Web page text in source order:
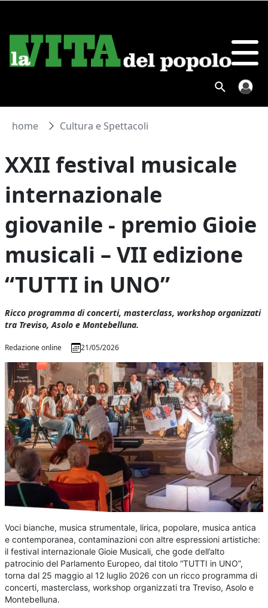
home Cultura e Spettacoli
XXII festival musicale
internazionale
giovanile - premio Gioie
musicali – VII edizione
“TUTTI in UNO”
Ricco programma di concerti, masterclass, workshop organizzati
tra Treviso, Asolo e Montebelluna.
Redazione online 21/05/2026
Voci bianche, musica strumentale, lirica, popolare, musica antica
e contemporanea, contaminazioni con altre espressioni artistiche:
il festival internazionale Gioie Musicali, che gode dell’alto
patrocinio del Parlamento Europeo, dal titolo “TUTTI in UNO”,
torna dal 25 maggio al 12 luglio 2026 con un ricco programma di
concerti, masterclass, workshop organizzati tra Treviso, Asolo e
Montebelluna.